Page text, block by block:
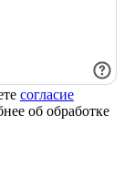
согласие
об обработке